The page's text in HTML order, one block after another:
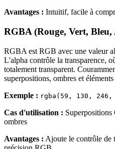
Avantages : Intuitif, facile à
RGBA (Rouge, Vert,
RGBA est RGB avec une valeur
L'alpha contrôle la transparence,
totalement transparent.
superpositions, ombres et
Exemple : rgba(59, 130, 246,
Cas d'utilisation : Superpositions
ombres
Avantages : Ajoute le contrôle de